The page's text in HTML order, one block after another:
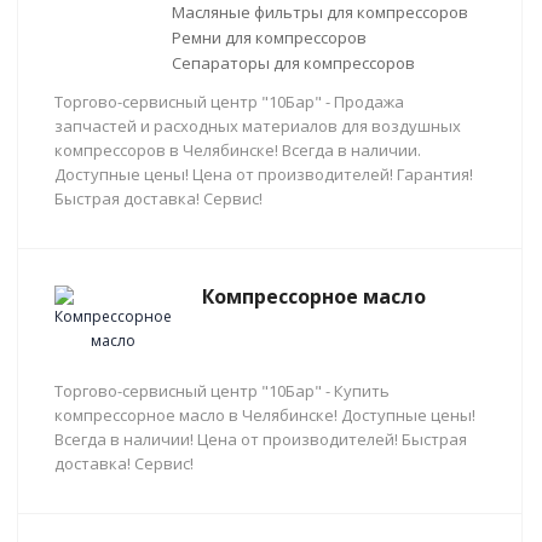
Масляные фильтры для компрессоров
Ремни для компрессоров
Сепараторы для компрессоров
Торгово-сервисный центр "10Бар" - Продажа
запчастей и расходных материалов для воздушных
компрессоров в Челябинске! Всегда в наличии.
Доступные цены! Цена от производителей! Гарантия!
Быстрая доставка! Сервис!
Компрессорное масло
Торгово-сервисный центр "10Бар" - Купить
компрессорное масло в Челябинске! Доступные цены!
Всегда в наличии! Цена от производителей! Быстрая
доставка! Сервис!